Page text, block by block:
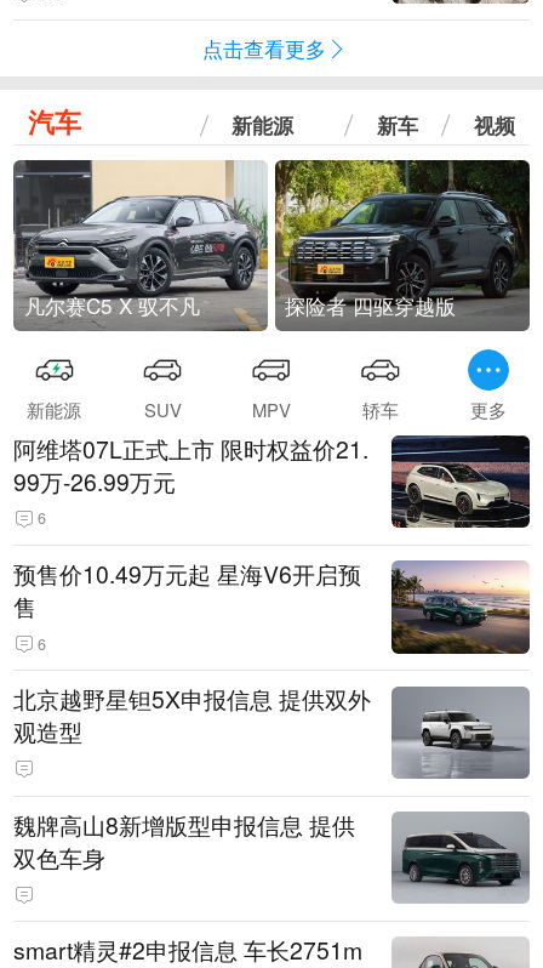
点击查看更多
汽车 新能源 新车 视频
凡尔赛C5 X 驭不凡 探险者 四驱穿越版
新能源 SUV MPV 轿车 更多
阿维塔07L正式上市 限时权益价21.
99万-26.99万元
6
预售价10.49万元起 星海V6开启预
售
6
北京越野星钽5X申报信息 提供双外
观造型
魏牌高山8新增版型申报信息 提供
双色车身
smart精灵#2申报信息 车长2751m